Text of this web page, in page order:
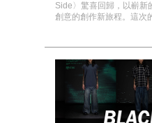
Side〉驚喜回歸，以嶄新
創意的創作新旅程。這次